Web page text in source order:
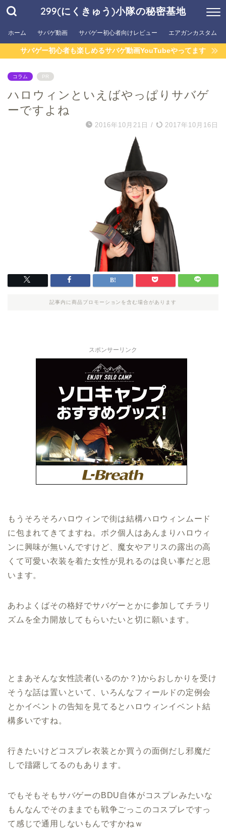
299(にくきゅう)小隊の秘密基地
ホーム サバゲ動画 サバゲー初心者向けレビュー エアガンカスタム
サバゲー初心者も楽しめるサバゲ動画YouTubeやってます
コラム PR
ハロウィンといえばやっぱりサバゲ
ーですよね
2016年10月21日 / 2017年10月16日
記事内に商品プロモーションを含む場合があります
スポンサーリンク
もうそろそろハロウィンで街は結構ハロウィンムード
に包まれてきてますね。ボク個人はあんまりハロウィ
ンに興味が無いんですけど、魔女やアリスの露出の高
くて可愛い衣装を着た女性が見れるのは良い事だと思
います。
あわよくばその格好でサバゲーとかに参加してチラリ
ズムを全力開放してもらいたいと切に願います。
とまあそんな女性読者(いるのか？)からおしかりを受け
そうな話は置いといて、いろんなフィールドの定例会
とかイベントの告知を見てるとハロウィンイベント結
構多いですね。
行きたいけどコスプレ衣装とか買うの面倒だし邪魔だ
しで躊躇してるのもあります。
でもそもそもサバゲーのBDU自体がコスプレみたいな
もんなんでそのままでも戦争ごっこのコスプレですっ
て感じで通用しないもんですかねｗ